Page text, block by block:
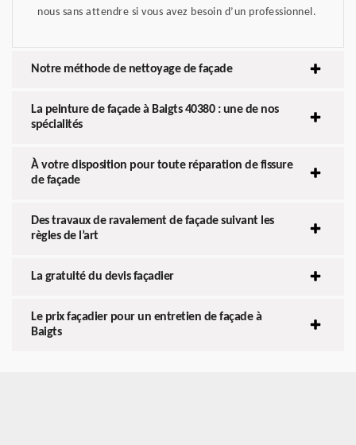
nous sans attendre si vous avez besoin d’un professionnel.
Notre méthode de nettoyage de façade
La peinture de façade à Baigts 40380 : une de nos
spécialités
À votre disposition pour toute réparation de fissure
de façade
Des travaux de ravalement de façade suivant les
règles de l’art
La gratuité du devis façadier
Le prix façadier pour un entretien de façade à
Baigts